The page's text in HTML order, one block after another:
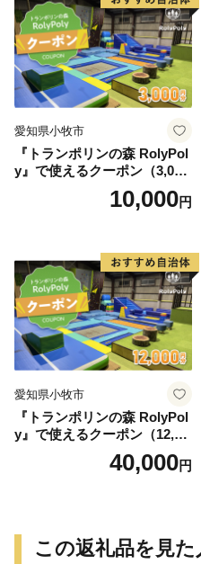
愛知県小牧市
『トランポリンの森 RolyPol
y』で使えるクーポン（3,000
10,000円
愛知県小牧市
『トランポリンの森 RolyPol
y』で使えるクーポン（12,00
40,000円
この返礼品を見た